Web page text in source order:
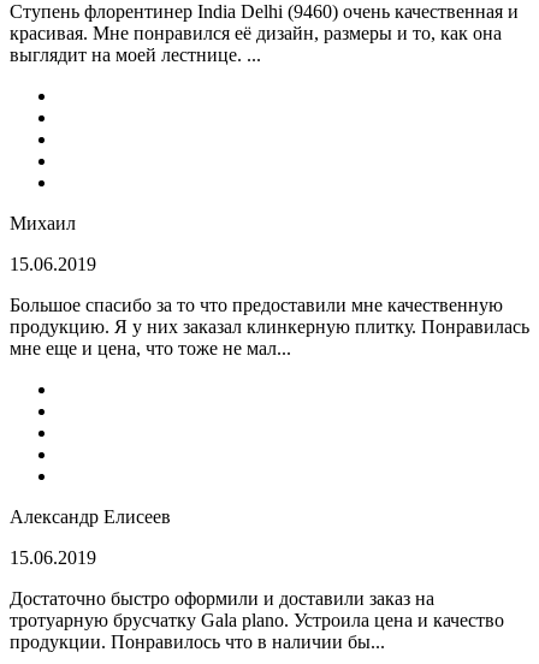
Ступень флорентинер India Delhi (9460) очень качественная и
красивая. Мне понравился её дизайн, размеры и то, как она
выглядит на моей лестнице. ...
Михаил
15.06.2019
Большое спасибо за то что предоставили мне качественную
продукцию. Я у них заказал клинкерную плитку. Понравилась
мне еще и цена, что тоже не мал...
Александр Елисеев
15.06.2019
Достаточно быстро оформили и доставили заказ на
тротуарную брусчатку Gala plano. Устроила цена и качество
продукции. Понравилось что в наличии бы...